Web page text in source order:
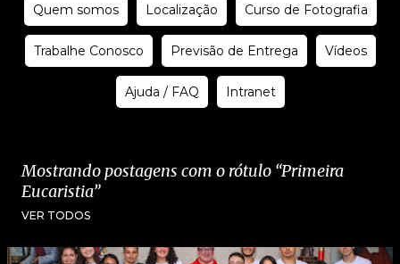
Quem somos Localização Curso de Fotografia
Trabalhe Conosco Previsão de Entrega Vídeos
Ajuda / FAQ Intranet
Mostrando postagens com o rótulo Primeira
Eucaristia
VER TODOS